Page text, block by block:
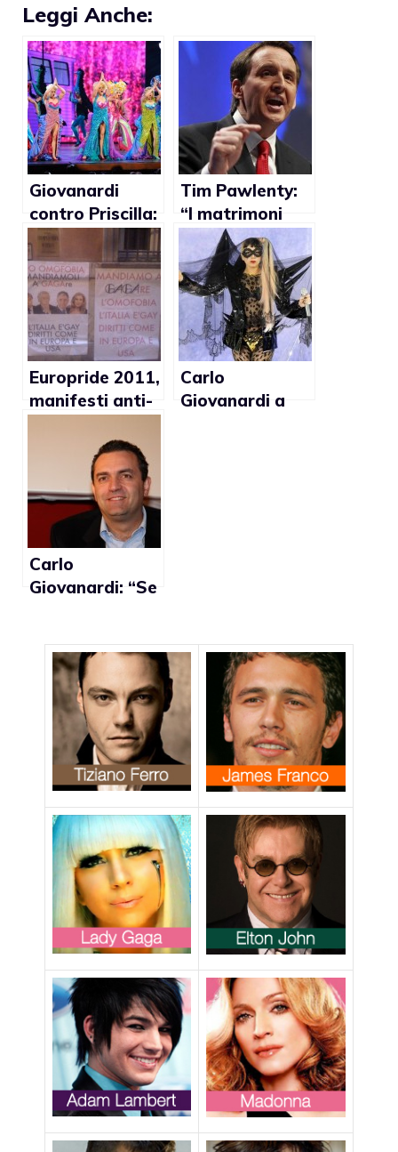
Leggi Anche:
Giovanardi
contro Priscilla:
“Padre che si
rivela gay puo’
creare dei
problemi ai
figli”
Tim Pawlenty:
“I matrimoni
gay vanno
contro tutti i
valori della
società”
Europride 2011,
manifesti anti-
“Mandiamoli a
Gagare, l’Italia
è gay”
Carlo
Giovanardi a
Carlo
Giovanardi: “Se
Magistris
favorirà
femminielli, gay
e trans”